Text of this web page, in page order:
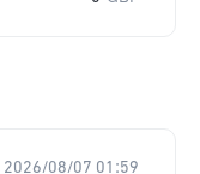
2026/08/07 01:59